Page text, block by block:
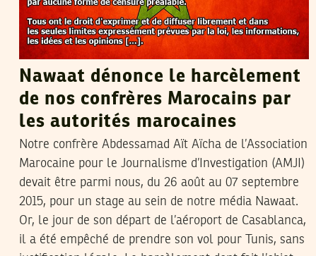
Nawaat dénonce le harcèlement
de nos confrères Marocains par
les autorités marocaines
Notre confrère Abdessamad Aït Aïcha de l’Association
Marocaine pour le Journalisme d’Investigation (AMJI)
devait être parmi nous, du 26 août au 07 septembre
2015, pour un stage au sein de notre média Nawaat.
Or, le jour de son départ de l’aéroport de Casablanca,
il a été empêché de prendre son vol pour Tunis, sans